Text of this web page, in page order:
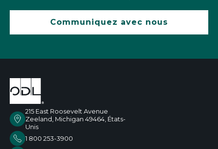
Communiquez avec nous
215 East Roosevelt Avenue
Zeeland, Michigan 49464, États-
Unis
1 800 253-3900